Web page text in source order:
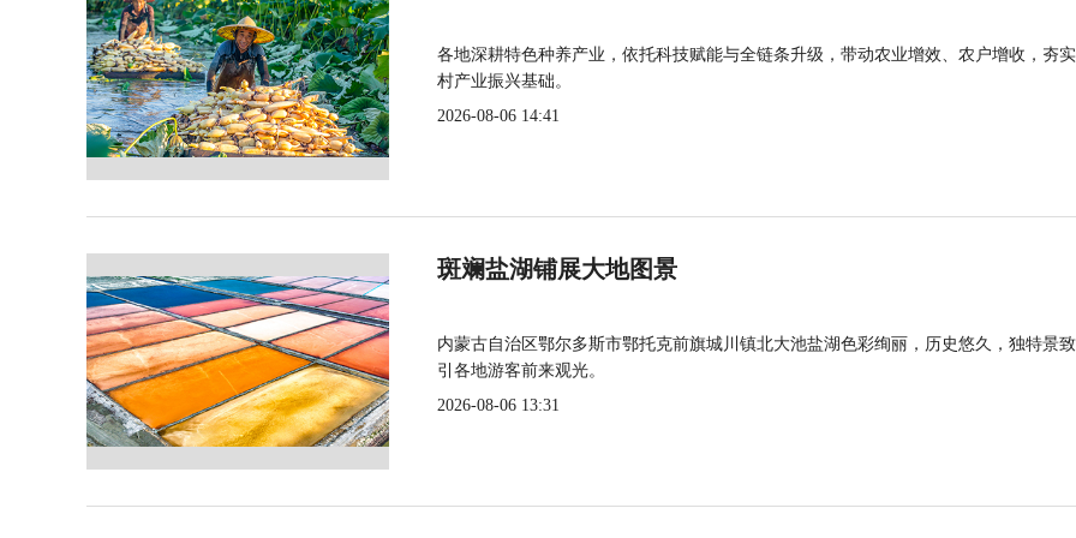
各地深耕特色种养产业，依托科技赋能与全链条升级，带动农业增效、农户增收，夯
村产业振兴基础。
2026-08-06 14:41
斑斓盐湖铺展大地图景
内蒙古自治区鄂尔多斯市鄂托克前旗城川镇北大池盐湖色彩绚丽，历史悠久，独特景
引各地游客前来观光。
2026-08-06 13:31